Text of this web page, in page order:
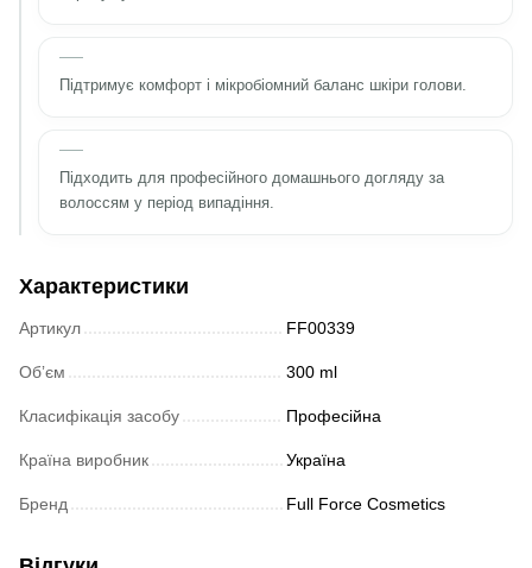
Підтримує комфорт і мікробіомний баланс шкіри голови.
Підходить для професійного домашнього догляду за
волоссям у період випадіння.
Характеристики
Артикул FF00339
Обʼєм 300 ml
Класифікація засобу Професійна
Країна виробник Україна
Бренд Full Force Cosmetics